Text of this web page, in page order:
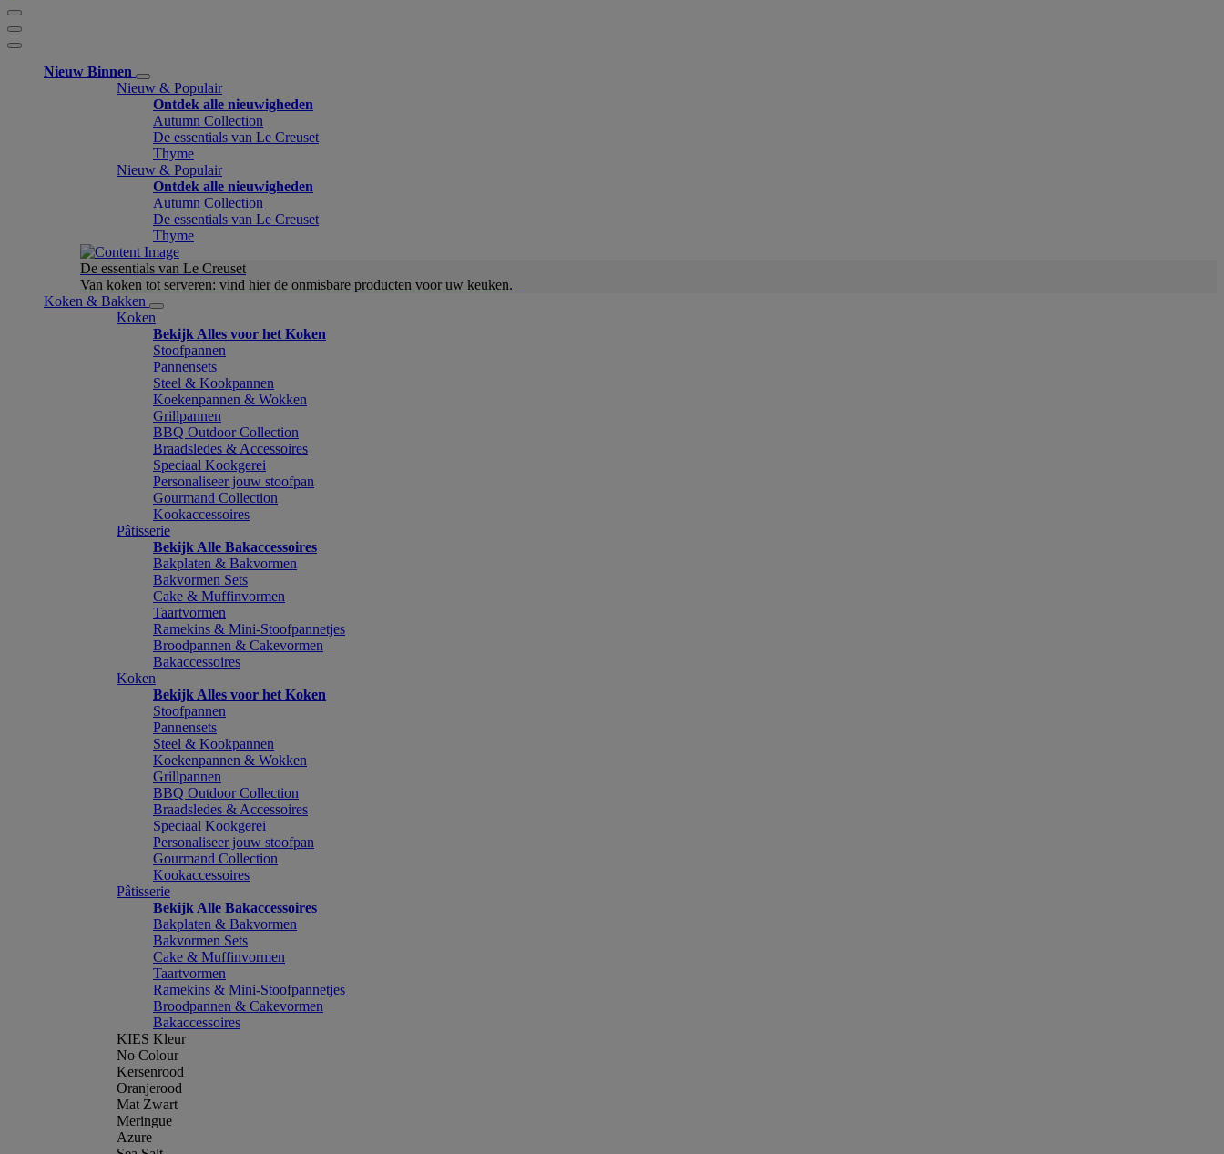
Nieuw Binnen
Nieuw & Populair
Ontdek alle nieuwigheden
Autumn Collection
De essentials van Le Creuset
Thyme
Nieuw & Populair
Ontdek alle nieuwigheden
Autumn Collection
De essentials van Le Creuset
Thyme
De essentials van Le Creuset
Van koken tot serveren: vind hier de onmisbare producten voor uw keuken.
Koken & Bakken
Koken
Bekijk Alles voor het Koken
Stoofpannen
Pannensets
Steel & Kookpannen
Koekenpannen & Wokken
Grillpannen
BBQ Outdoor Collection
Braadsledes & Accessoires
Speciaal Kookgerei
Personaliseer jouw stoofpan
Gourmand Collection
Kookaccessoires
Pâtisserie
Bekijk Alle Bakaccessoires
Bakplaten & Bakvormen
Bakvormen Sets
Cake & Muffinvormen
Taartvormen
Ramekins & Mini-Stoofpannetjes
Broodpannen & Cakevormen
Bakaccessoires
Koken
Bekijk Alles voor het Koken
Stoofpannen
Pannensets
Steel & Kookpannen
Koekenpannen & Wokken
Grillpannen
BBQ Outdoor Collection
Braadsledes & Accessoires
Speciaal Kookgerei
Personaliseer jouw stoofpan
Gourmand Collection
Kookaccessoires
Pâtisserie
Bekijk Alle Bakaccessoires
Bakplaten & Bakvormen
Bakvormen Sets
Cake & Muffinvormen
Taartvormen
Ramekins & Mini-Stoofpannetjes
Broodpannen & Cakevormen
Bakaccessoires
KIES Kleur
No Colour
Kersenrood
Oranjerood
Mat Zwart
Meringue
Azure